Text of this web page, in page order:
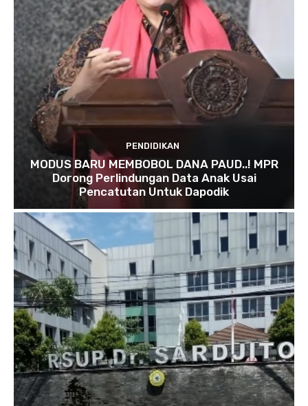
PENDIDIKAN
MODUS BARU MEMBOBOL DANA PAUD..! MPR
Dorong Perlindungan Data Anak Usai
Pencatutan Untuk Dapodik